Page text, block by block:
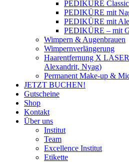
PEDIKÜRE Classic
PEDIKÜRE mit
PEDIKÜRE mit
PEDIKÜRE – mit
Wimpern & Augenbrauen
Wimpernverlängerung
Haarentfernung X
Alexandrit, Nyag)
Permanent Make-up &
JETZT BUCHEN!
Gutscheine
Shop
Kontakt
Über uns
Institut
Team
Excellence Institut
Etikette